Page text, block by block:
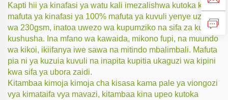
Kapti hii ya kinafasi ya watu kali imezalishwa kutoka kwa
mafuta ya kinafasi ya 100% mafuta ya kuvuli yenye uzito
wa 230gsm, inatoa uwezo wa kupumziko na sifa za kuzuia
kushusha. Ina mfano wa kawaida, mikono fupi, na muundo
wa kikoi, ikiifanya iwe sawa na mitindo mbalimbali. Mafuta
pia ni ya kuzuia kuvuli na inapita kupitia ukaguzi wa kipini
kwa sifa ya ubora zaidi.
Kitambaa kimoja kimoja cha kisasa kama pale ya viongozi
vya kimataifa vya mavazi, kitambaa kina upeo kutoka